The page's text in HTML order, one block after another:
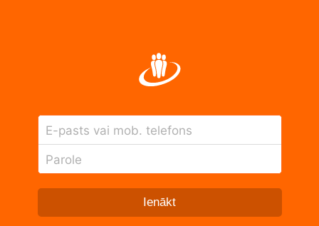
E-pasts vai mob. telefons
Parole
Ienākt